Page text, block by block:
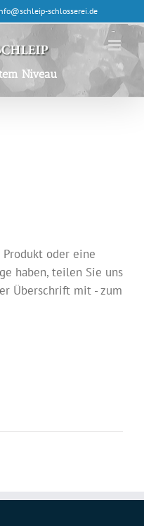
schlosserei.de
Niveau
oder eine
haben, teilen Sie uns
Überschrift mit - zum